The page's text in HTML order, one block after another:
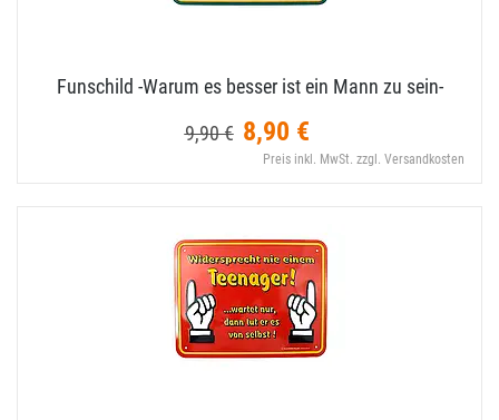
Funschild -Warum es besser ist ein Mann zu sein-
9,90 € 8,90 €
Preis inkl. MwSt. zzgl. Versandkosten